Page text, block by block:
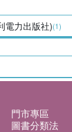
電力出版社)(1)
門市專區
圖書分類法